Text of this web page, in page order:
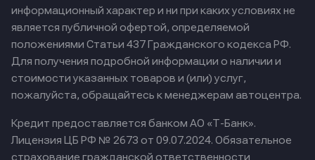
информационный характер и ни при каких условиях не
является публичной офертой, определяемой
положениями Статьи 437 Гражданского кодекса РФ.
Для получения подробной информации о наличии и
стоимости указанных товаров и (или) услуг,
пожалуйста, обращайтесь к менеджерам автоцентра.
Кредит предоставляется банком АО «Т-Банк».
Лицензия ЦБ РФ № 2673 от 09.07.2024. Обязательное
страхование гражданской ответственности